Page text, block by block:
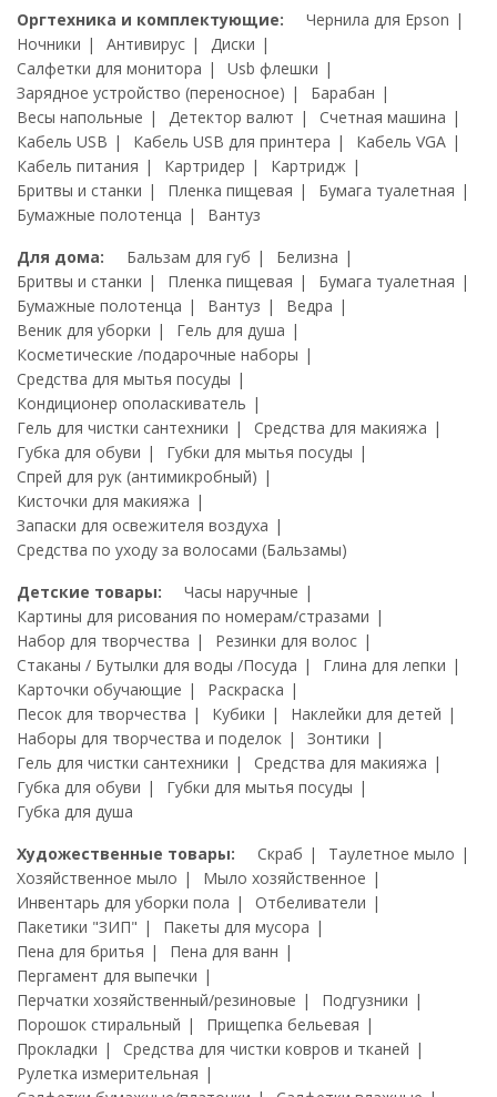
Оргтехника и комплектующие:
Чернила для Epson
Ночники
Антивирус
Диски
Салфетки для монитора
Usb флешки
Зарядное устройство (переносное)
Барабан
Весы напольные
Детектор валют
Счетная машина
Кабель USB
Кабель USB для принтера
Кабель VGA
Кабель питания
Картридер
Картридж
Бритвы и станки
Пленка пищевая
Бумага туалетная
Бумажные полотенца
Вантуз
Для дома:
Бальзам для губ
Белизна
Бритвы и станки
Пленка пищевая
Бумага туалетная
Бумажные полотенца
Вантуз
Ведра
Веник для уборки
Гель для душа
Косметические /подарочные наборы
Средства для мытья посуды
Кондиционер ополаскиватель
Гель для чистки сантехники
Средства для макияжа
Губка для обуви
Губки для мытья посуды
Спрей для рук (антимикробный)
Кисточки для макияжа
Запаски для освежителя воздуха
Средства по уходу за волосами (Бальзамы)
Детские товары:
Часы наручные
Картины для рисования по номерам/стразами
Набор для творчества
Резинки для волос
Стаканы / Бутылки для воды /Посуда
Глина для лепки
Карточки обучающие
Раскраска
Песок для творчества
Кубики
Наклейки для детей
Наборы для творчества и поделок
Зонтики
Гель для чистки сантехники
Средства для макияжа
Губка для обуви
Губки для мытья посуды
Губка для душа
Художественные товары:
Скраб
Таулетное мыло
Хозяйственное мыло
Мыло хозяйственное
Инвентарь для уборки пола
Отбеливатели
Пакетики "ЗИП"
Пакеты для мусора
Пена для бритья
Пена для ванн
Пергамент для выпечки
Перчатки хозяйственный/резиновые
Подгузники
Порошок стиральный
Прищепка бельевая
Прокладки
Средства для чистки ковров и тканей
Рулетка измерительная